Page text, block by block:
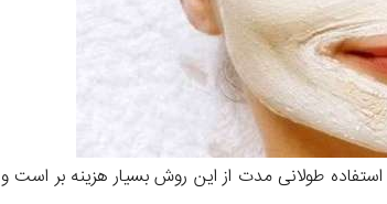
طولانی مدت از این روش بسیار هزینه بر است و